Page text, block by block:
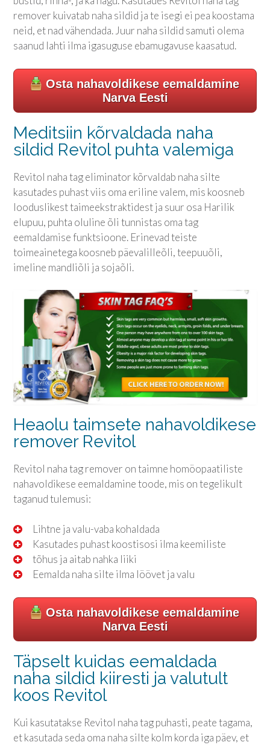
remover kuivatab naha sildid ja te isegi ei pea koostama
neid, et nad vähendada. Juur naha sildid samuti olema
saanud lahti ilma igasuguse ebamugavuse kaasatud.
Osta nahavoldikese eemaldamine
Narva Eesti
Meditsiin kõrvaldada naha
sildid Revitol puhta valemiga
Revitol naha tag eliminator kõrvaldab naha silte
kasutades puhast viis oma eriline valem, mis koosneb
looduslikest taimeekstraktidest ja suur osa Harilik
elupuu, puhta oluline õli tunnistas oma tag
eemaldamise funktsioone. Erinevad teiste
toimeainetega koosneb päevalilleõli, teepuuõli,
imeline mandliõli ja sojaõli.
Heaolu taimsete nahavoldikese
remover Revitol
Revitol naha tag remover on taimne homöopaatiliste
nahavoldikese eemaldamine toode, mis on tegelikult
taganud tulemusi:
Lihtne ja valu-vaba kohaldada
Kasutades puhast koostisosi ilma keemiliste
tõhus ja aitab nahka liiki
Eemalda naha silte ilma löövet ja valu
Osta nahavoldikese eemaldamine
Narva Eesti
Täpselt kuidas eemaldada
naha sildid kiiresti ja valutult
koos Revitol
Kui kasutatakse Revitol naha tag puhasti, peate tagama,
et kasutada seda oma naha silte kolm korda iga päev, et